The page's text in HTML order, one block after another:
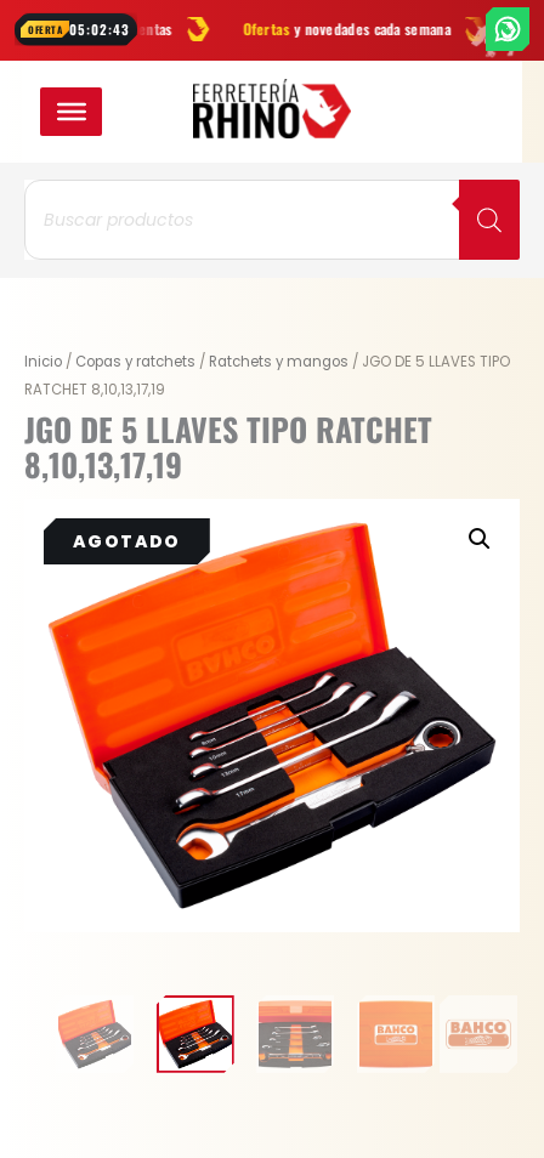
OFERTA 05:02:43
en herramientas Ofertas y novedades cada semana ¿Dudas?
contenido
Búsqueda
productos
Inicio / Copas y ratchets / Ratchets y mangos / JGO DE 5 LLAVES TIPO
RATCHET 8,10,13,17,19
JGO DE 5 LLAVES TIPO RATCHET
8,10,13,17,19